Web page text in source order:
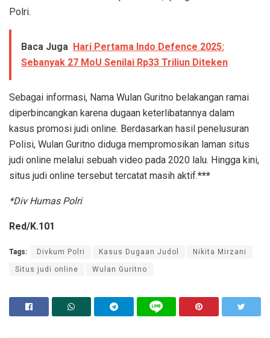
Polri.
Baca Juga Hari Pertama Indo Defence 2025:
Sebanyak 27 MoU Senilai Rp33 Triliun Diteken
Sebagai informasi, Nama Wulan Guritno belakangan ramai
diperbincangkan karena dugaan keterlibatannya dalam
kasus promosi judi online. Berdasarkan hasil penelusuran
Polisi, Wulan Guritno diduga mempromosikan laman situs
judi online melalui sebuah video pada 2020 lalu. Hingga kini,
situs judi online tersebut tercatat masih aktif.***
*Div Humas Polri
Red/K.101
Tags: Divkum Polri Kasus Dugaan Judol Nikita Mirzani
Situs judi online Wulan Guritno